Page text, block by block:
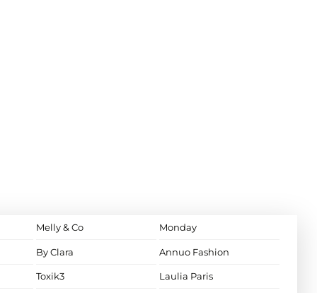
Melly & Co Monday
By Clara Annuo Fashion
Toxik3 Laulia Paris